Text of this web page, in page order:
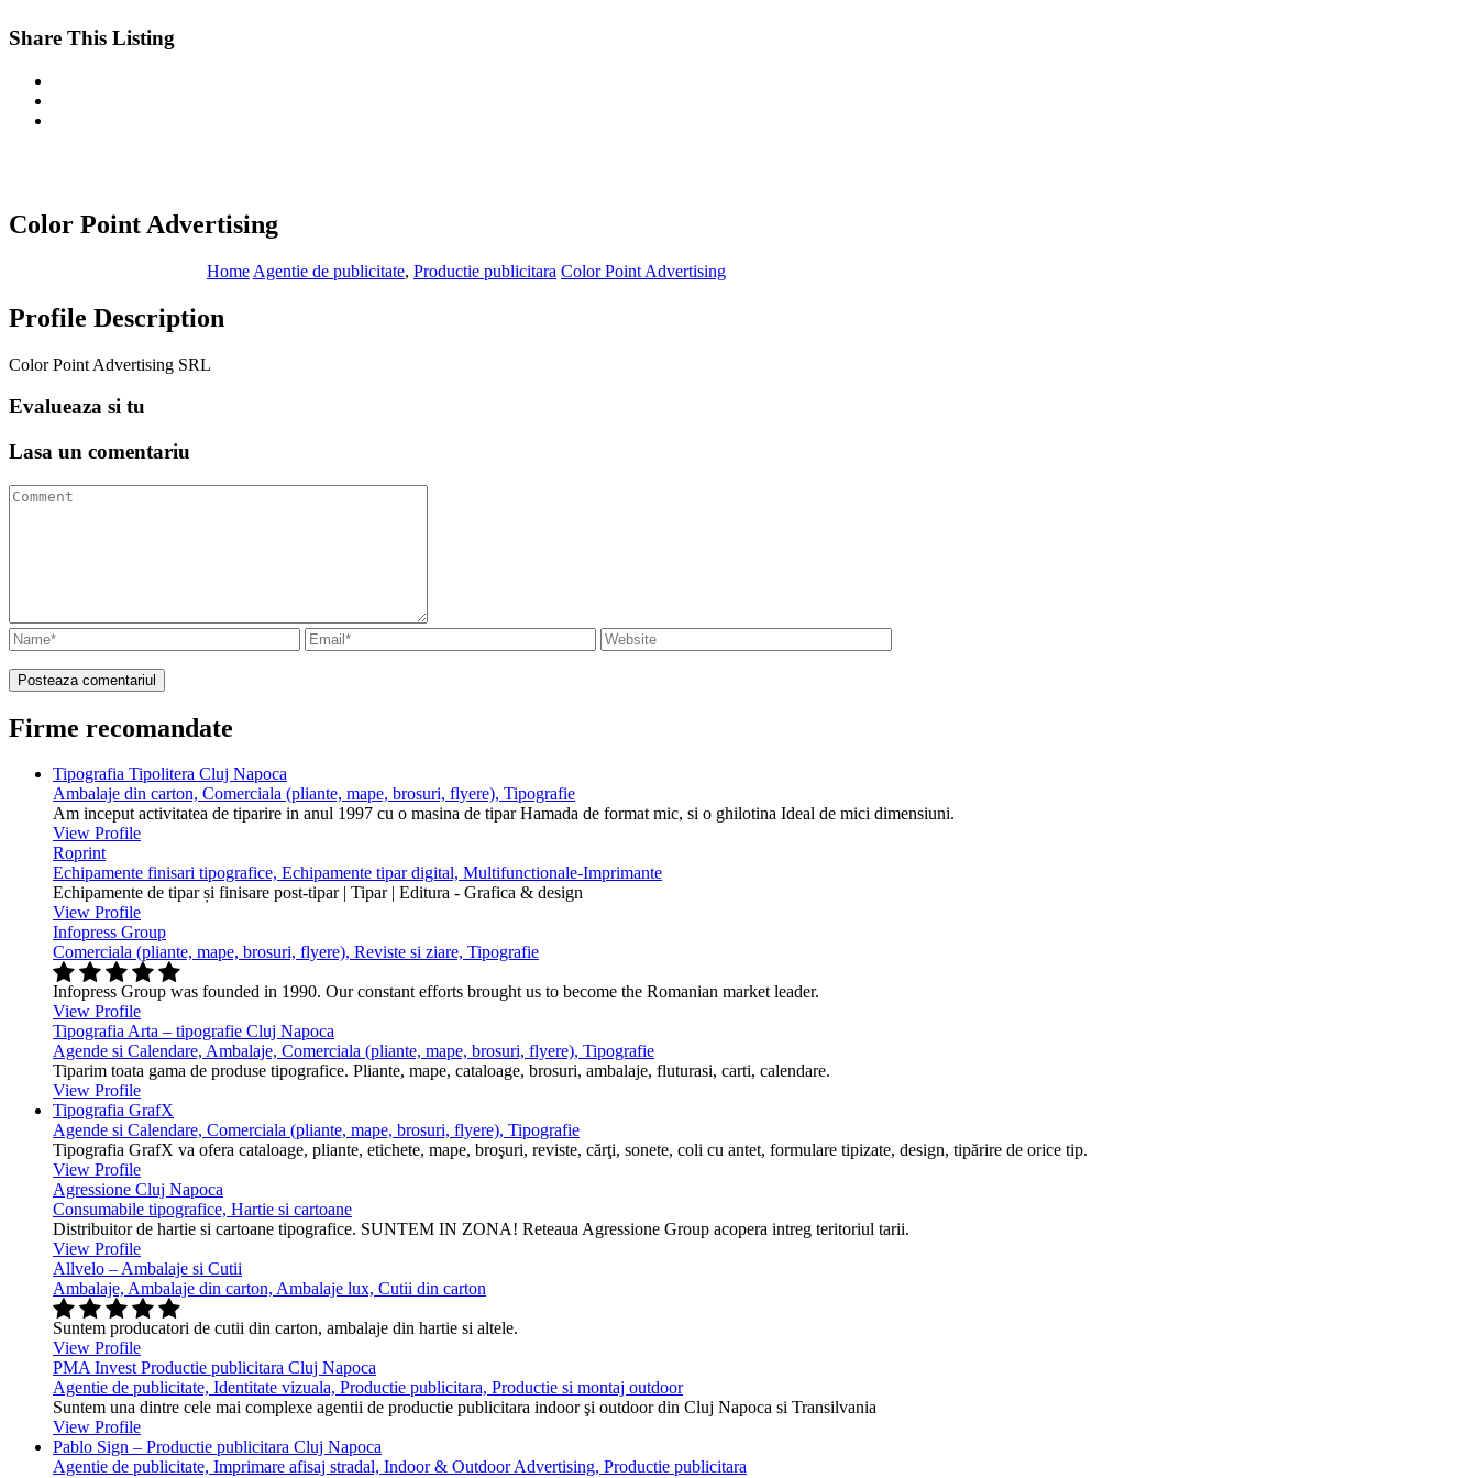
Share This Listing
Color Point Advertising
Home Agentie de publicitate, Productie publicitara Color Point Advertising
Profile Description
Color Point Advertising SRL
Evalueaza si tu
Lasa un comentariu
Firme recomandate
Tipografia Tipolitera Cluj Napoca
Ambalaje din carton, Comerciala (pliante, mape, brosuri, flyere), Tipografie
Am inceput activitatea de tiparire in anul 1997 cu o masina de tipar Hamada de format mic, si o ghilotina Ideal de mici dimensiuni.
View Profile
Roprint
Echipamente finisari tipografice, Echipamente tipar digital, Multifunctionale-Imprimante
Echipamente de tipar și finisare post-tipar | Tipar | Editura - Grafica & design
View Profile
Infopress Group
Comerciala (pliante, mape, brosuri, flyere), Reviste si ziare, Tipografie
Infopress Group was founded in 1990. Our constant efforts brought us to become the Romanian market leader.
View Profile
Tipografia Arta – tipografie Cluj Napoca
Agende si Calendare, Ambalaje, Comerciala (pliante, mape, brosuri, flyere), Tipografie
Tiparim toata gama de produse tipografice. Pliante, mape, cataloage, brosuri, ambalaje, fluturasi, carti, calendare.
View Profile
Tipografia GrafX
Agende si Calendare, Comerciala (pliante, mape, brosuri, flyere), Tipografie
Tipografia GrafX va ofera cataloage, pliante, etichete, mape, broşuri, reviste, cărţi, sonete, coli cu antet, formulare tipizate, design, tipărire de orice tip.
View Profile
Agressione Cluj Napoca
Consumabile tipografice, Hartie si cartoane
Distribuitor de hartie si cartoane tipografice. SUNTEM IN ZONA! Reteaua Agressione Group acopera intreg teritoriul tarii.
View Profile
Allvelo – Ambalaje si Cutii
Ambalaje, Ambalaje din carton, Ambalaje lux, Cutii din carton
Suntem producatori de cutii din carton, ambalaje din hartie si altele.
View Profile
PMA Invest Productie publicitara Cluj Napoca
Agentie de publicitate, Identitate vizuala, Productie publicitara, Productie si montaj outdoor
Suntem una dintre cele mai complexe agentii de productie publicitara indoor şi outdoor din Cluj Napoca si Transilvania
View Profile
Pablo Sign – Productie publicitara Cluj Napoca
Agentie de publicitate, Imprimare afisaj stradal, Indoor & Outdoor Advertising, Productie publicitara